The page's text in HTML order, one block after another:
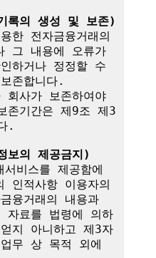
록의 생성 및 보존)
한 전자금융거래의
그 내용에 오류가
하거나 정정할 수
존합니다.
사가 보존하여야
존기간은 제9조 제3
.
보의 제공금지)
비스를 제공함에
인적사항 이용자의
융거래의 내용과
자료를 법령에 의하
지 아니하고 제3자
무 상 목적 외에